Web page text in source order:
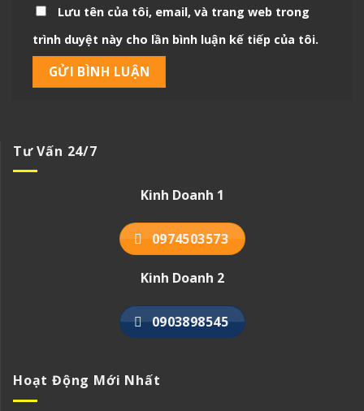
Lưu tên của tôi, email, và trang web trong
trình duyệt này cho lần bình luận kế tiếp của tôi.
Tư Vấn 24/7
Kinh Doanh 1
0974503573
Kinh Doanh 2
0903898545
Hoạt Động Mới Nhất